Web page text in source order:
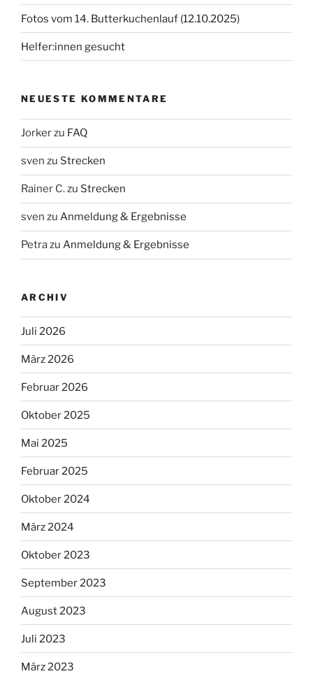
Fotos vom 14. Butterkuchenlauf (12.10.2025)
Helfer:innen gesucht
NEUESTE KOMMENTARE
Jorkerzu FAQ
sven zu Strecken
Rainer C.zu Strecken
sven zu Anmeldung & Ergebnisse
Petrazu Anmeldung & Ergebnisse
ARCHIV
Juli 2026
März 2026
Februar 2026
Oktober 2025
Mai 2025
Februar 2025
Oktober 2024
März 2024
Oktober 2023
September 2023
August 2023
Juli 2023
März 2023